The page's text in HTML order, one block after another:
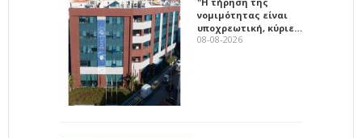
νομιμότητας είναι
υποχρεωτική, κύριε…
08-08-2026